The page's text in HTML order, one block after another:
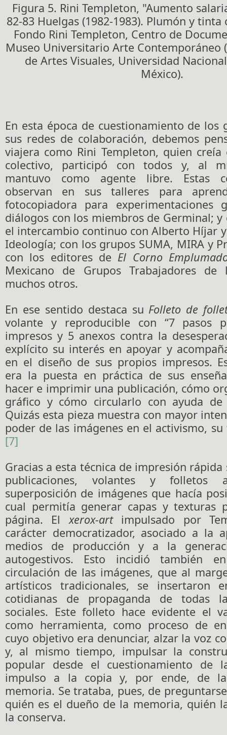
Figura 5. Rini Templeton, "Aumento
82-83 Huelgas (1982-1983). Plumón y
Fondo Rini Templeton, Centro de
Museo Universitario Arte Contemporáneo
de Artes Visuales, Universidad
México).
En esta época de cuestionamiento de los
sus redes de colaboración, debemos
viajera como Rini Templeton, quien
colectivo, participó con todos y, al
mantuvo como agente libre. Estas
observan en sus talleres para
fotocopiadora para experimentaciones
diálogos con los miembros de Germinal;
el intercambio continuo con Alberto Híjar
Ideología; con los grupos SUMA, MIRA y
con los editores de El Corno
Mexicano de Grupos Trabajadores
muchos otros.
En ese sentido destaca su Folleto de
volante y reproducible con “7 pasos
impresos y 5 anexos contra la
explícito su interés en apoyar y
en el diseño de sus propios impresos.
era la puesta en práctica de sus
hacer e imprimir una publicación, cómo
gráfico y cómo circularlo con ayuda de
Quizás esta pieza muestra con mayor
poder de las imágenes en el activismo,
[7]
Gracias a esta técnica de impresión
publicaciones, volantes y folletos
superposición de imágenes que hacía
cual permitía generar capas y texturas
página. Elxerox-artimpulsado por
carácter democratizador, asociado a la
medios de producción y a la
autogestivos. Esto incidió también
circulación de las imágenes, que al
artísticos tradicionales, se insertaron
cotidianas de propaganda de todas
sociales. Este folleto hace evidente el
como herramienta, como proceso de
cuyo objetivo era denunciar, alzar la voz
y, al mismo tiempo, impulsar la
popular desde el cuestionamiento de
impulso a la copia y, por ende, de
memoria. Se trataba, pues, de
quién es el dueño de la memoria, quién
la conserva.